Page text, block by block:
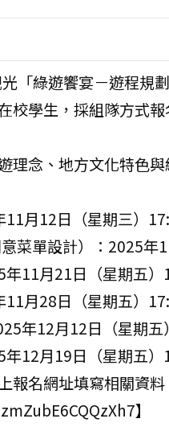
「綠遊饗宴－遊程規
校學生，採組隊方式
理念、地方文化特色
月12日（星期三）
菜單設計）：2025年
11月21日（星期五）
月28日（星期五）
年12月12日（星期五
12月19日（星期五）
報名網址填寫相關資料
】